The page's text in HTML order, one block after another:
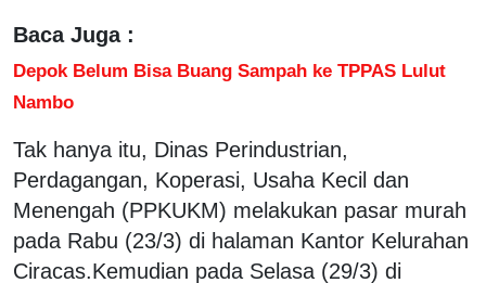
Baca Juga :
Depok Belum Bisa Buang Sampah ke TPPAS Lulut
Nambo
Tak hanya itu, Dinas Perindustrian,
Perdagangan, Koperasi, Usaha Kecil dan
Menengah (PPKUKM) melakukan pasar murah
pada Rabu (23/3) di halaman Kantor Kelurahan
Ciracas.Kemudian pada Selasa (29/3) di